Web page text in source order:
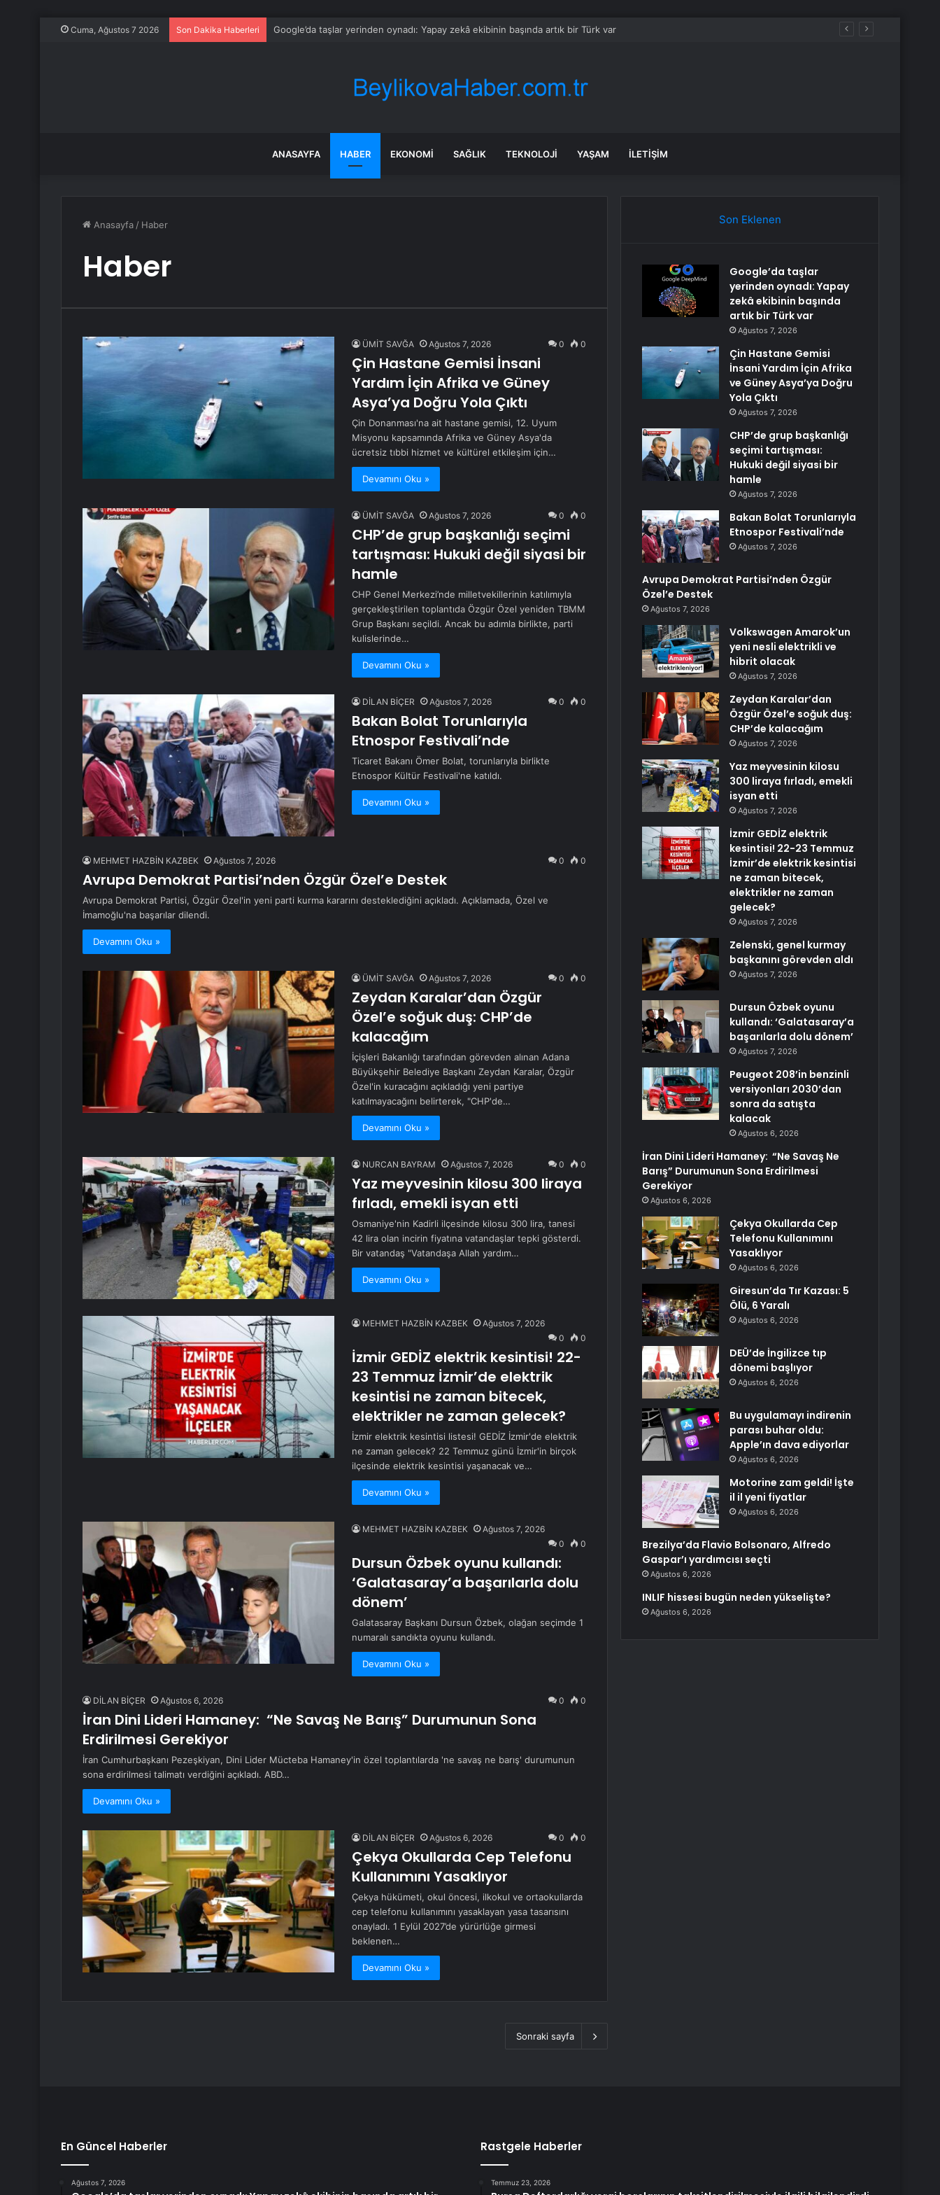
Cuma, Ağustos 7 2026 Son Dakika Haberleri Çin Hastane Gemisi İnsani Yardım İçin Afrika ve Güney Asya’ya Doğru Yola Çıktı
ANASAYFA HABER EKONOMI SAĞLIK TEKNOLOJI YAŞAM İLETIŞIM
Anasayfa / Haber
Haber
ÜMİT SAVĞA Ağustos 7, 2026 0 0
Çin Hastane Gemisi İnsani
Yardım İçin Afrika ve Güney
Asya’ya Doğru Yola Çıktı
Çin Donanması'na ait hastane gemisi, 12. Uyum
Misyonu kapsamında Afrika ve Güney Asya'da
ücretsiz tıbbi hizmet ve kültürel etkileşim için…
Devamını Oku »
ÜMİT SAVĞA Ağustos 7, 2026 0 0
CHP’de grup başkanlığı seçimi
tartışması: Hukuki değil siyasi bir
hamle
CHP Genel Merkezi’nde milletvekillerinin katılımıyla
gerçekleştirilen toplantıda Özgür Özel yeniden TBMM
Grup Başkanı seçildi. Ancak bu adımla birlikte, parti
kulislerinde…
Devamını Oku »
DİLAN BİÇER Ağustos 7, 2026 0 0
Bakan Bolat Torunlarıyla
Etnospor Festivali’nde
Ticaret Bakanı Ömer Bolat, torunlarıyla birlikte
Etnospor Kültür Festivali'ne katıldı.
Devamını Oku »
MEHMET HAZBİN KAZBEK Ağustos 7, 2026 0 0
Avrupa Demokrat Partisi’nden Özgür Özel’e Destek
Avrupa Demokrat Partisi, Özgür Özel'in yeni parti kurma kararını desteklediğini açıkladı. Açıklamada, Özel ve
İmamoğlu'na başarılar dilendi.
Devamını Oku »
ÜMİT SAVĞA Ağustos 7, 2026 0 0
Zeydan Karalar’dan Özgür
Özel’e soğuk duş: CHP’de
kalacağım
İçişleri Bakanlığı tarafından görevden alınan Adana
Büyükşehir Belediye Başkanı Zeydan Karalar, Özgür
Özel'in kuracağını açıkladığı yeni partiye
katılmayacağını belirterek, "CHP'de…
Devamını Oku »
NURCAN BAYRAM Ağustos 7, 2026 0 0
Yaz meyvesinin kilosu 300 liraya
fırladı, emekli isyan etti
Osmaniye'nin Kadirli ilçesinde kilosu 300 lira, tanesi
42 lira olan incirin fiyatına vatandaşlar tepki gösterdi.
Bir vatandaş "Vatandaşa Allah yardım…
Devamını Oku »
MEHMET HAZBİN KAZBEK
Ağustos 7, 2026
0
0
İzmir GEDİZ elektrik kesintisi! 22-
23 Temmuz İzmir’de elektrik
kesintisi ne zaman bitecek,
elektrikler ne zaman gelecek?
İzmir elektrik kesintisi listesi! GEDİZ İzmir'de elektrik
ne zaman gelecek? 22 Temmuz günü İzmir'in birçok
ilçesinde elektrik kesintisi yaşanacak ve…
Devamını Oku »
MEHMET HAZBİN KAZBEK
Ağustos 7, 2026
0
0
Dursun Özbek oyunu kullandı:
‘Galatasaray’a başarılarla dolu
dönem’
Galatasaray Başkanı Dursun Özbek, olağan seçimde 1
numaralı sandıkta oyunu kullandı.
Devamını Oku »
DİLAN BİÇER Ağustos 6, 2026 0 0
İran Dini Lideri Hamaney: “Ne Savaş Ne Barış” Durumunun Sona
Erdirilmesi Gerekiyor
İran Cumhurbaşkanı Pezeşkiyan, Dini Lider Mücteba Hamaney'in özel toplantılarda 'ne savaş ne barış' durumunun
sona erdirilmesi talimatı verdiğini açıkladı. ABD…
Devamını Oku »
DİLAN BİÇER Ağustos 6, 2026 0 0
Çekya Okullarda Cep Telefonu
Kullanımını Yasaklıyor
Çekya hükümeti, okul öncesi, ilkokul ve ortaokullarda
cep telefonu kullanımını yasaklayan yasa tasarısını
onayladı. 1 Eylül 2027’de yürürlüğe girmesi
beklenen…
Devamını Oku »
Sonraki sayfa
Son Eklenen
Google’da taşlar
yerinden oynadı: Yapay
zekâ ekibinin başında
artık bir Türk var
Ağustos 7, 2026
Çin Hastane Gemisi
İnsani Yardım İçin Afrika
ve Güney Asya’ya Doğru
Yola Çıktı
Ağustos 7, 2026
CHP’de grup başkanlığı
seçimi tartışması:
Hukuki değil siyasi bir
hamle
Ağustos 7, 2026
Bakan Bolat Torunlarıyla
Etnospor Festivali’nde
Ağustos 7, 2026
Avrupa Demokrat Partisi’nden Özgür
Özel’e Destek
Ağustos 7, 2026
Volkswagen Amarok’un
yeni nesli elektrikli ve
hibrit olacak
Ağustos 7, 2026
Zeydan Karalar’dan
Özgür Özel’e soğuk duş:
CHP’de kalacağım
Ağustos 7, 2026
Yaz meyvesinin kilosu
300 liraya fırladı, emekli
isyan etti
Ağustos 7, 2026
İzmir GEDİZ elektrik
kesintisi! 22-23 Temmuz
İzmir’de elektrik kesintisi
ne zaman bitecek,
elektrikler ne zaman
gelecek?
Ağustos 7, 2026
Zelenski, genel kurmay
başkanını görevden aldı
Ağustos 7, 2026
Dursun Özbek oyunu
kullandı: ‘Galatasaray’a
başarılarla dolu dönem’
Ağustos 7, 2026
Peugeot 208’in benzinli
versiyonları 2030’dan
sonra da satışta
kalacak
Ağustos 6, 2026
İran Dini Lideri Hamaney: “Ne Savaş Ne
Barış” Durumunun Sona Erdirilmesi
Gerekiyor
Ağustos 6, 2026
Çekya Okullarda Cep
Telefonu Kullanımını
Yasaklıyor
Ağustos 6, 2026
Giresun’da Tır Kazası: 5
Ölü, 6 Yaralı
Ağustos 6, 2026
DEÜ’de İngilizce tıp
dönemi başlıyor
Ağustos 6, 2026
Bu uygulamayı indirenin
parası buhar oldu:
Apple’ın dava ediyorlar
Ağustos 6, 2026
Motorine zam geldi! İşte
il il yeni fiyatlar
Ağustos 6, 2026
Brezilya’da Flavio Bolsonaro, Alfredo
Gaspar’ı yardımcısı seçti
Ağustos 6, 2026
INLIF hissesi bugün neden yükselişte?
Ağustos 6, 2026
En Güncel Haberler
Ağustos 7, 2026
Rastgele Haberler
Temmuz 23, 2026